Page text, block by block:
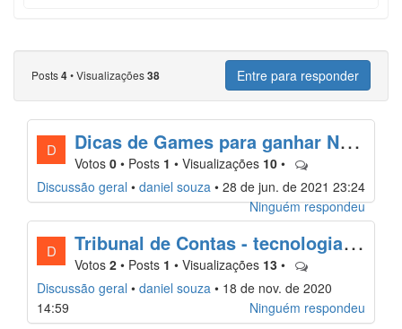
Posts4•Visualizações38 Entre para responder
D D
icas de Games para ganhar NFTs e Criptos
Votos 0 • Posts 1 • Visualizações 10 •
Discussão geral • daniel souza • 28 de jun. de 2021 23:24
Ninguém respondeu
D T
ribunal de Contas - tecnologia blockchain
Votos 2 • Posts 1 • Visualizações 13 •
Discussão geral • daniel souza • 18 de nov. de 2020
14:59
Ninguém respondeu